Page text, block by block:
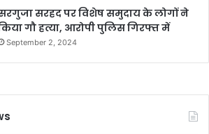
सरहद पर विशेष समुदाय के लोगों ने
गौ हत्या, आरोपी पुलिस गिरफ्त में
September 2, 2024